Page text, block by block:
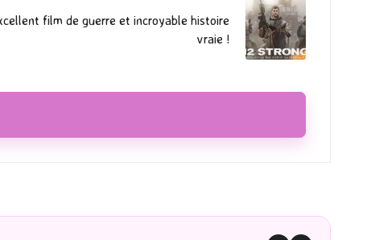
film de guerre et incroyable histoire
vraie !